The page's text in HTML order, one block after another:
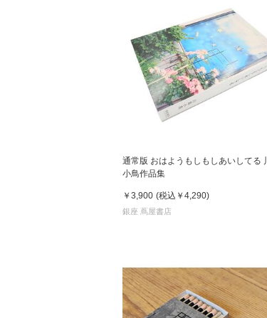
通常版 おはようもしもしあいしてる
小鳥作品集
￥3,900 (税込 ￥4,290)
銀座 蔦屋書店